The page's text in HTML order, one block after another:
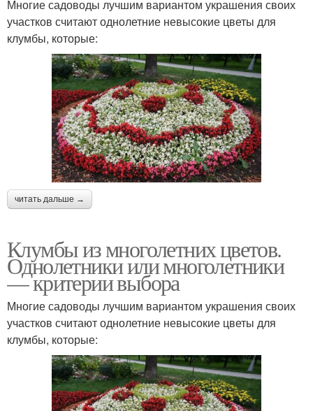
Многие садоводы лучшим вариантом украшения своих
участков считают однолетние невысокие цветы для
клумбы, которые:
читать дальше →
Клумбы из многолетних цветов.
Однолетники или многолетники
— критерии выбора
Многие садоводы лучшим вариантом украшения своих
участков считают однолетние невысокие цветы для
клумбы, которые: